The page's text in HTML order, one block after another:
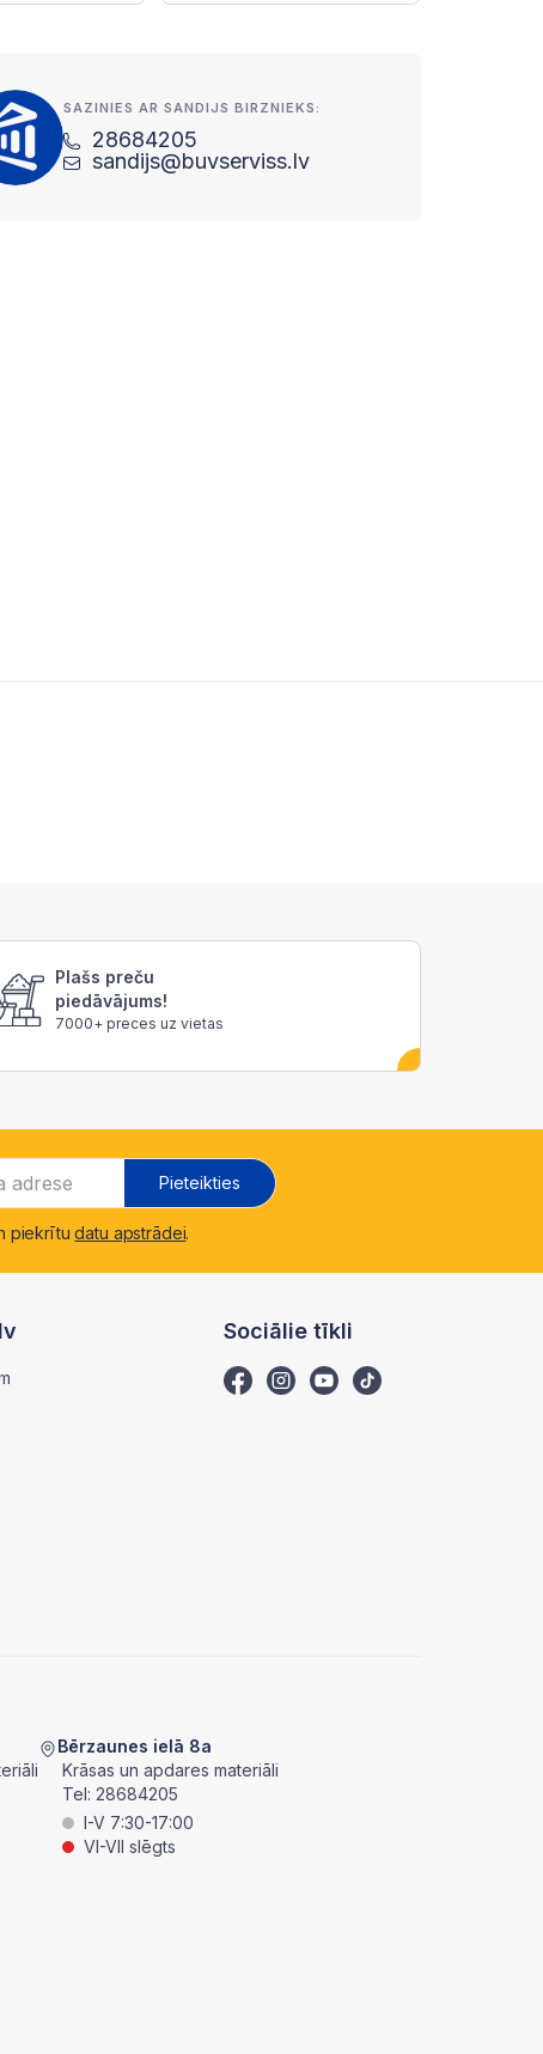
SAZINIES AR SANDIJS BIRZNIEKS:
28684205
sandijs@buvserviss.lv
Plašs preču
piedāvājums!
7000+ preces uz vietas
Pieteikties
piekrītudatu apstrādei.
Sociālie tīkli
Bērzaunes ielā 8a
Krāsas un apdares materiāli
Tel: 28684205
I-V 7:30-17:00
VI-VII slēgts